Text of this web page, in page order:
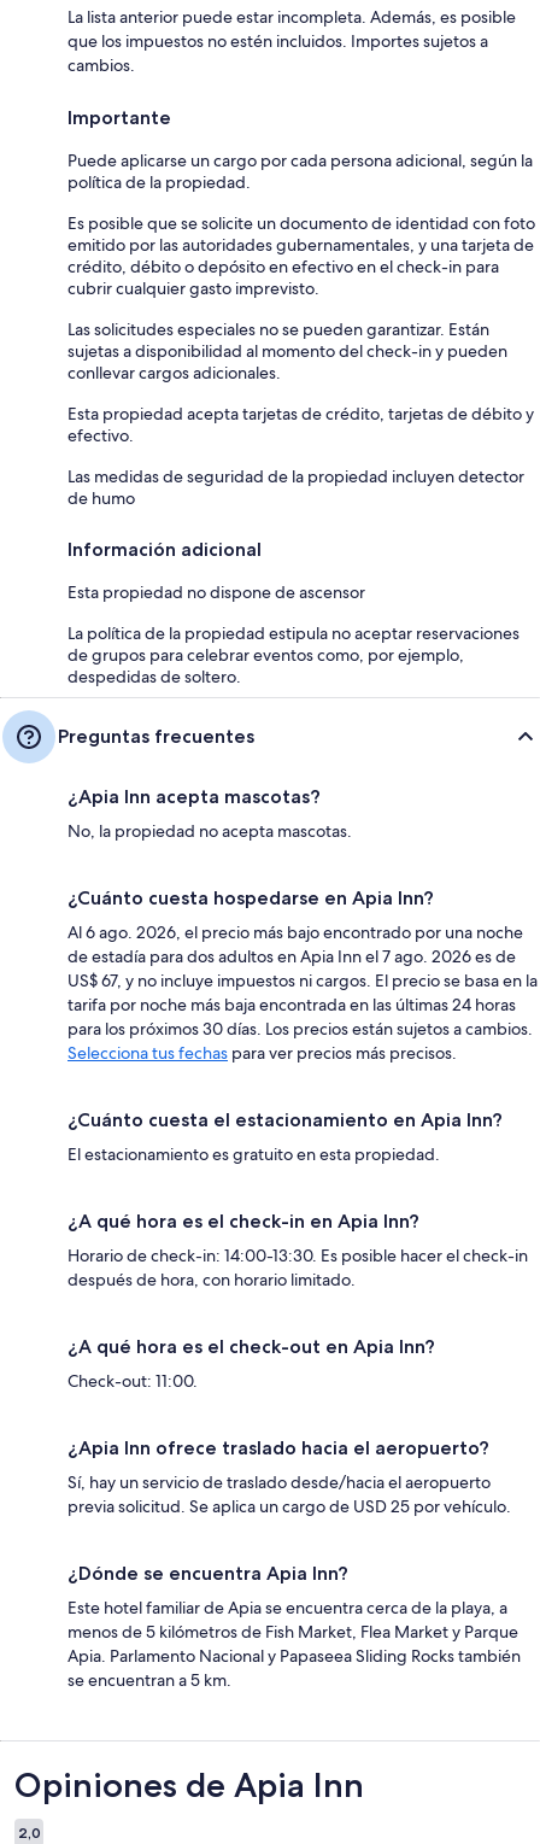
La lista anterior puede estar incompleta. Además, es posible
que los impuestos no estén incluidos. Importes sujetos a
cambios.
Importante
Puede aplicarse un cargo por cada persona adicional, según la
política de la propiedad.
Es posible que se solicite un documento de identidad con foto
emitido por las autoridades gubernamentales, y una tarjeta de
crédito, débito o depósito en efectivo en el check-in para
cubrir cualquier gasto imprevisto.
Las solicitudes especiales no se pueden garantizar. Están
sujetas a disponibilidad al momento del check-in y pueden
conllevar cargos adicionales.
Esta propiedad acepta tarjetas de crédito, tarjetas de débito y
efectivo.
Las medidas de seguridad de la propiedad incluyen detector
de humo
Información adicional
Esta propiedad no dispone de ascensor
La política de la propiedad estipula no aceptar reservaciones
de grupos para celebrar eventos como, por ejemplo,
despedidas de soltero.
Preguntas frecuentes
¿Apia Inn acepta mascotas?
No, la propiedad no acepta mascotas.
¿Cuánto cuesta hospedarse en Apia Inn?
Al 6 ago. 2026, el precio más bajo encontrado por una noche
de estadía para dos adultos en Apia Inn el 7 ago. 2026 es de
US$ 67, y no incluye impuestos ni cargos. El precio se basa en la
tarifa por noche más baja encontrada en las últimas 24 horas
para los próximos 30 días. Los precios están sujetos a cambios.
Selecciona tus fechas para ver precios más precisos.
¿Cuánto cuesta el estacionamiento en Apia Inn?
El estacionamiento es gratuito en esta propiedad.
¿A qué hora es el check-in en Apia Inn?
Horario de check-in: 14:00-13:30. Es posible hacer el check-in
después de hora, con horario limitado.
¿A qué hora es el check-out en Apia Inn?
Check-out: 11:00.
¿Apia Inn ofrece traslado hacia el aeropuerto?
Sí, hay un servicio de traslado desde/hacia el aeropuerto
previa solicitud. Se aplica un cargo de USD 25 por vehículo.
¿Dónde se encuentra Apia Inn?
Este hotel familiar de Apia se encuentra cerca de la playa, a
menos de 5 kilómetros de Fish Market, Flea Market y Parque
Apia. Parlamento Nacional y Papaseea Sliding Rocks también
se encuentran a 5 km.
Opiniones
Opiniones de Apia Inn
2,0